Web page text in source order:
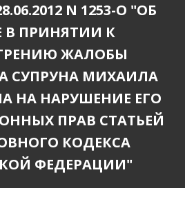
N 1253-О "ОБ
В ПРИНЯТИИ К
ЖАЛОБЫ
СУПРУНА МИХАИЛА
НА НАРУШЕНИЕ ЕГО
ПРАВ СТАТЬЕЙ
КОДЕКСА
ФЕДЕРАЦИИ"